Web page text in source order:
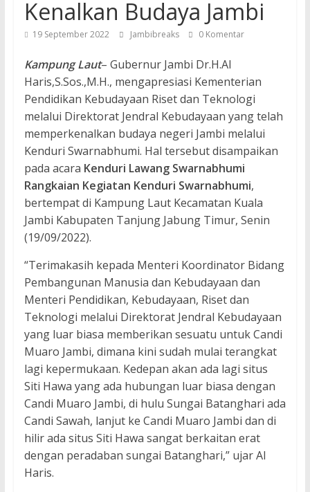
Kenalkan Budaya Jambi
19 September 2022 Jambibreaks 0 Komentar
Kampung Laut– Gubernur Jambi Dr.H.Al
Haris,S.Sos.,M.H., mengapresiasi Kementerian
Pendidikan Kebudayaan Riset dan Teknologi
melalui Direktorat Jendral Kebudayaan yang telah
memperkenalkan budaya negeri Jambi melalui
Kenduri Swarnabhumi. Hal tersebut disampaikan
pada acara Kenduri Lawang Swarnabhumi
Rangkaian Kegiatan Kenduri Swarnabhumi,
bertempat di Kampung Laut Kecamatan Kuala
Jambi Kabupaten Tanjung Jabung Timur, Senin
(19/09/2022).
“Terimakasih kepada Menteri Koordinator Bidang
Pembangunan Manusia dan Kebudayaan dan
Menteri Pendidikan, Kebudayaan, Riset dan
Teknologi melalui Direktorat Jendral Kebudayaan
yang luar biasa memberikan sesuatu untuk Candi
Muaro Jambi, dimana kini sudah mulai terangkat
lagi kepermukaan. Kedepan akan ada lagi situs
Siti Hawa yang ada hubungan luar biasa dengan
Candi Muaro Jambi, di hulu Sungai Batanghari ada
Candi Sawah, lanjut ke Candi Muaro Jambi dan di
hilir ada situs Siti Hawa sangat berkaitan erat
dengan peradaban sungai Batanghari,” ujar Al
Haris.